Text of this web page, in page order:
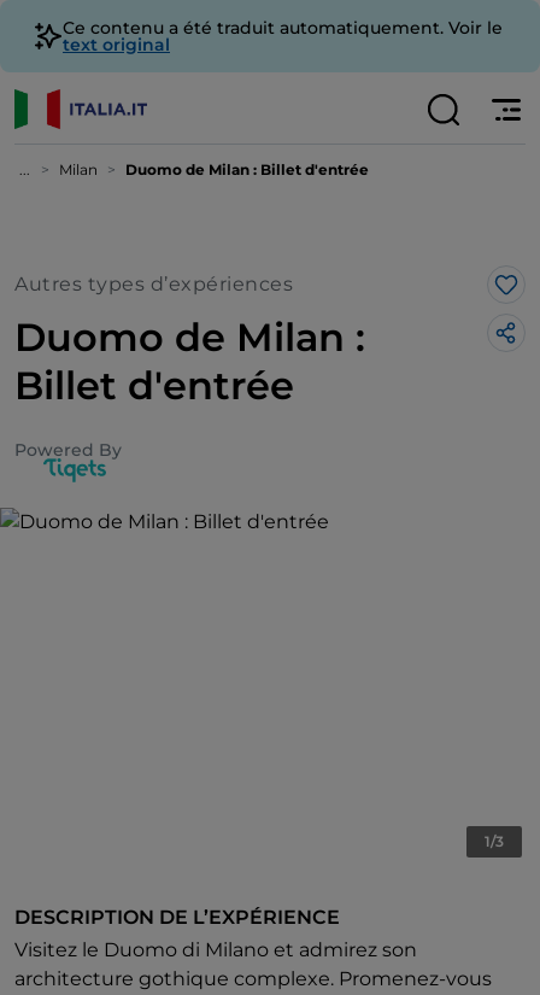
Ce contenu a été traduit automatiquement. Voir le
text original
... Milan Duomo de Milan : Billet d'entrée
Autres types d’expériences
Duomo de Milan :
Billet d'entrée
Powered By
1/3
DESCRIPTION DE L’EXPÉRIENCE
Visitez le Duomo di Milano et admirez son
architecture gothique complexe. Promenez-vous